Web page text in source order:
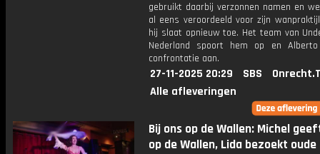
gebruikt daarbij verzonnen namen en
al eens veroordeeld voor zijn
hij slaat opnieuw toe. Het team van
Nederland spoort hem op en
confrontatie aan.
27-11-2025 20:29 SBS
Alle afleveringen
Bij ons op de Wallen: Michel
op de Wallen, Lida bezoekt oude